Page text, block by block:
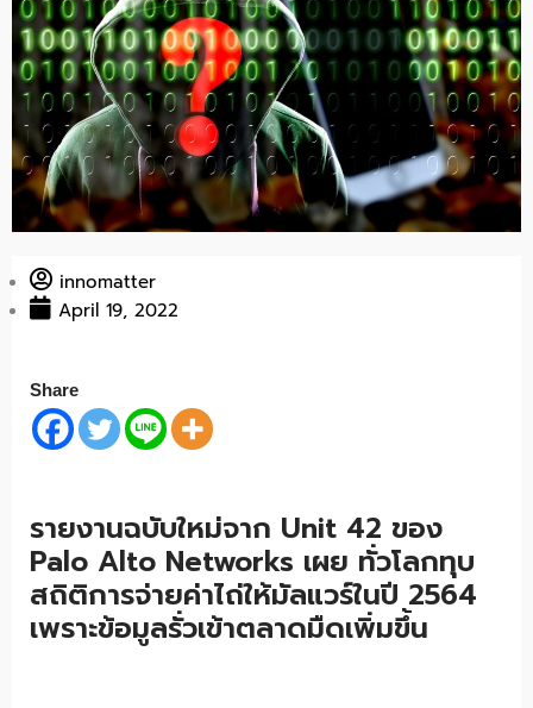
innomatter
April 19, 2022
Share
รายงานฉบับใหม่จาก Unit 42 ของ
Palo Alto Networks เผย ทั่วโลกทุบ
สถิติการจ่ายค่าไถ่ให้มัลแวร์ในปี 2564
เพราะข้อมูลรั่วเข้าตลาดมืดเพิ่มขึ้น